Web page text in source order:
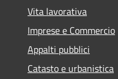
Vita lavorativa
Imprese e Commercio
Appalti pubblici
Catasto e urbanistica